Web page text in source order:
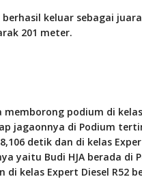
keluar sebagai
201 meter.
podium di
jagaonnya di Podium
detik dan di kelas
yaitu Budi HJA berada di
kelas Expert Diesel R52